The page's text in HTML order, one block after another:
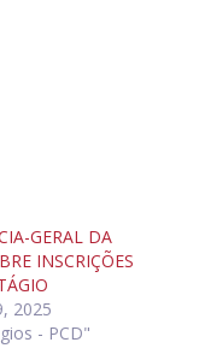
GERAL DA
INSCRIÇÕES
2025
- PCD"